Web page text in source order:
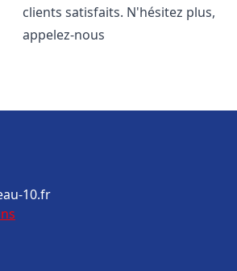
clients satisfaits. N'hésitez plus,
appelez-nous
10.fr